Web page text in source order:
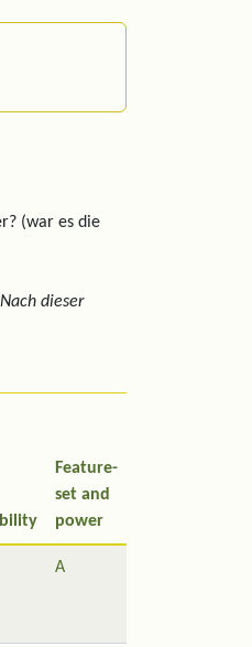
(war es die
Nach dieser
Feature-
set and
power
A